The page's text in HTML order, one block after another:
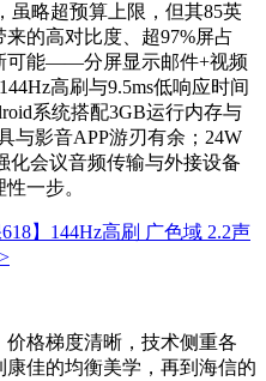
虽略超预算上限，但其85英
的高对比度、超97%屏占
可能——分屏显示邮件+视频
高刷与9.5ms低响应时间
系统搭配3GB运行内存与
与影音APP游刃有余；24W
化会议音频传输与外接设备
一步。
】144Hz高刷 广色域 2.2声
价格梯度清晰，技术侧重各
佳的均衡美学，再到海信的